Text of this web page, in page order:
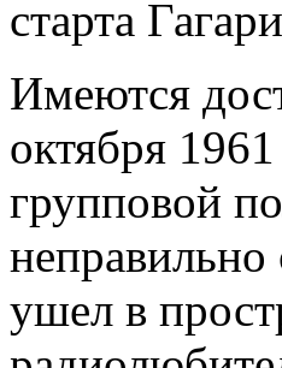
старта
Имеются
октября
групповой
неправильно
ушел в